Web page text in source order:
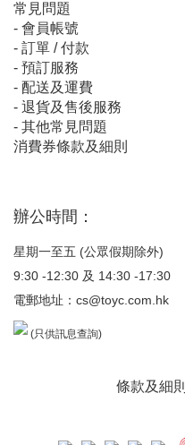
常見問題
- 會員帳號
- 訂單 / 付款
- 預訂服務
- 配送及運費
- 退貨及售後服務
- 其他常見問題
消費券條款及細則
辦公時間：
星期一至五 (公眾假期除外)
9:30 -12:30 及 14:30 -17:30
電郵地址： cs@toyc.com.hk
(只供訊息查詢)
條款及細則